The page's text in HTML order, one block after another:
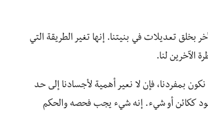
بخلق تعديلات في بنيتنا. إنها تغير الطريقة التي
الآخرين لنا.
بمفردنا، فإن لا نعير أهمية لأجسادنا إلى حد
ككائن أو شيء. إنه شيء يجب فحصه والحكم